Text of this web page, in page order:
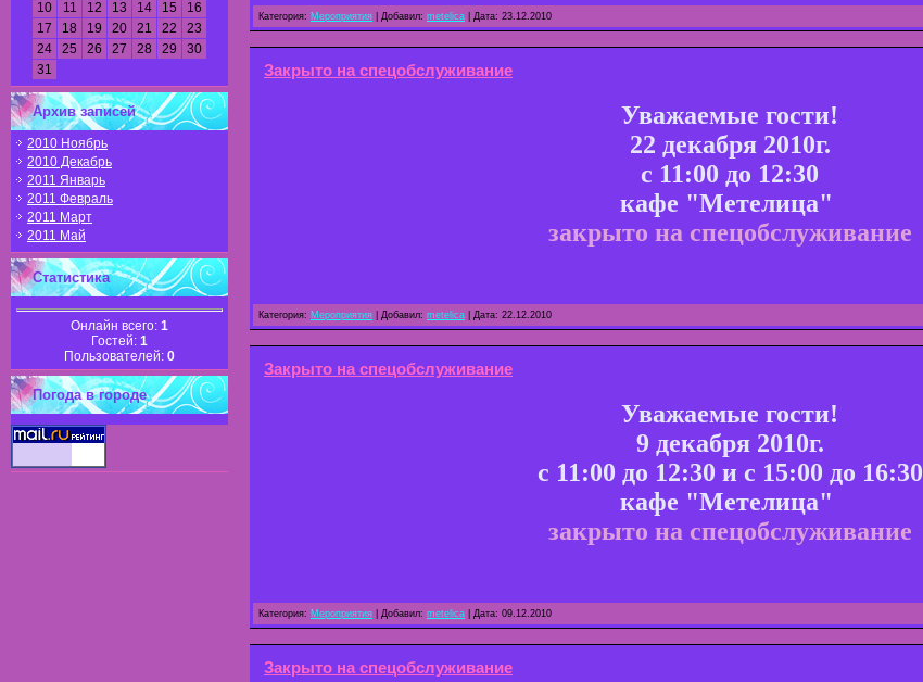
10
11 12 13 14 15
16
17
18 19 20 21 22
23
24
25 26 27 28 29
30
31
Архив записей
2010 Ноябрь
2010 Декабрь
2011 Январь
2011 Февраль
2011 Март
2011 Май
Статистика
Онлайн всего: 1
Гостей: 1
Пользователей: 0
Погода в городе
Категория: Мероприятия | Добавил: metelica | Дата: 23.12.2010
Закрыто на спецобслуживание
Уважаемые гости!
22 декабря 2010г.
с 11:00 до 12:30
кафе "Метелица"
закрыто на спецобслуживание
Категория: Мероприятия | Добавил: metelica | Дата: 22.12.2010
Закрыто на спецобслуживание
Уважаемые гости!
9 декабря 2010г.
с 11:00 до 12:30 и с 15:00 до 16:30
кафе "Метелица"
закрыто на спецобслуживание
Категория: Мероприятия | Добавил: metelica | Дата: 09.12.2010
Закрыто на спецобслуживание